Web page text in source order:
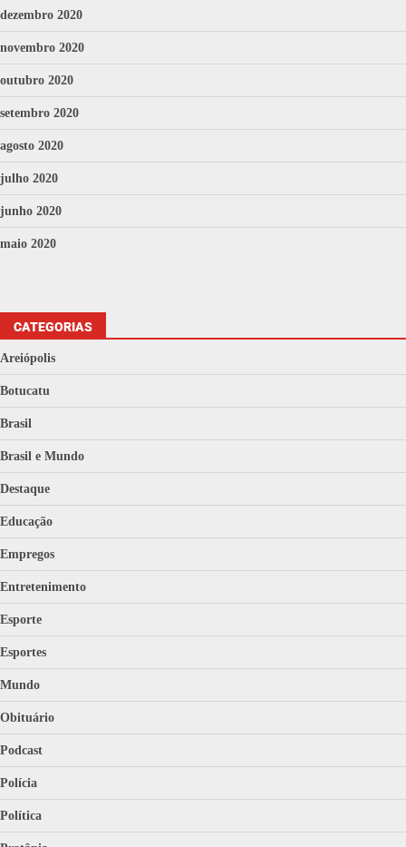
dezembro 2020
novembro 2020
outubro 2020
setembro 2020
agosto 2020
julho 2020
junho 2020
maio 2020
CATEGORIAS
Areiópolis
Botucatu
Brasil
Brasil e Mundo
Destaque
Educação
Empregos
Entretenimento
Esporte
Esportes
Mundo
Obituário
Podcast
Polícia
Política